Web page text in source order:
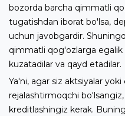
bozorda barcha qimmatli
tugatishdan iborat bo'lsa,
uchun javobgardir.
qimmatli qog'ozlarga
kuzatadilar va qayd etadilar.
Ya'ni, agar siz aktsiyalar
rejalashtirmoqchi
kreditlashingiz kerak.